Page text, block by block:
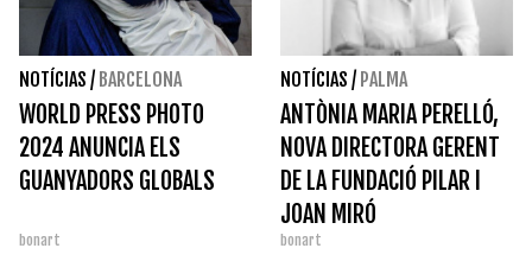
NOTÍCIAS / BARCELONA
WORLD PRESS PHOTO
2024 ANUNCIA ELS
GUANYADORS GLOBALS
bonart
NOTÍCIAS / PALMA
ANTÒNIA MARIA PERELLÓ,
NOVA DIRECTORA GERENT
DE LA FUNDACIÓ PILAR I
JOAN MIRÓ
bonart